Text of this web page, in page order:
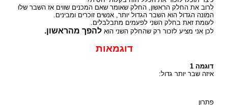
לרוב את החלק הראשון, החלק שאומר שאם המכנים שווים אז השבר שלו
המונה הגדול הוא השבר הגדול יותר, אנשים זוכרים ומבינים.
לעומת זאת בחלק השני לפעמים מתבלבלים.
לכן אני מציע לזכור רק שהחלק השני הוא להפך מהראשון.
דוגמאות
דוגמה 1
איזה שבר יותר גדול:
פתרון